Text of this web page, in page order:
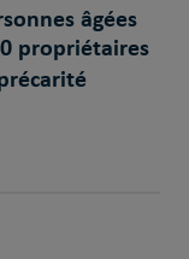
âgées
propriétaires